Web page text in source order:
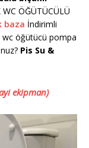
WC ÖĞÜTÜCÜLÜ
baza İndirimli
wc öğütücü pompa
Pis Su &
ekipman)